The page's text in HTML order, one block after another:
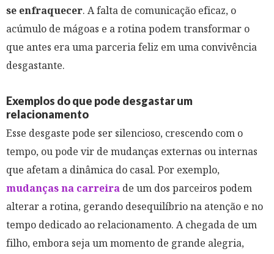
se enfraquecer. A falta de comunicação eficaz, o
acúmulo de mágoas e a rotina podem transformar o
que antes era uma parceria feliz em uma convivência
desgastante.
Exemplos do que pode desgastar um
relacionamento
Esse desgaste pode ser silencioso, crescendo com o
tempo, ou pode vir de mudanças externas ou internas
que afetam a dinâmica do casal. Por exemplo,
mudanças na carreira de um dos parceiros podem
alterar a rotina, gerando desequilíbrio na atenção e no
tempo dedicado ao relacionamento. A chegada de um
filho, embora seja um momento de grande alegria,